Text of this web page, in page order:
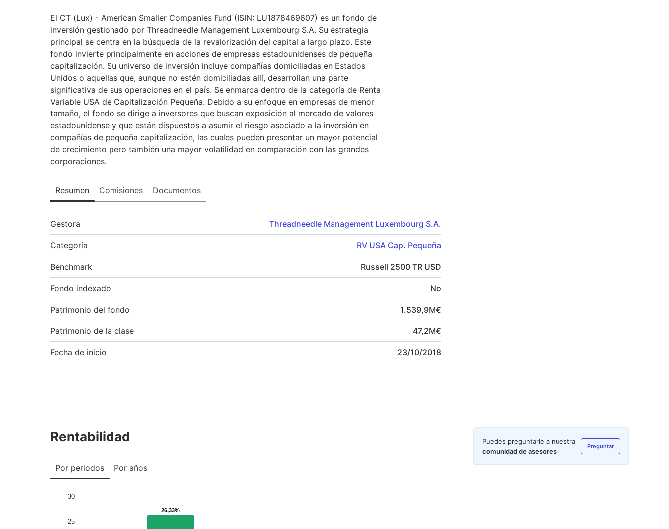
El CT (Lux) - American Smaller Companies Fund (ISIN: LU1878469607) es un fondo de
inversión gestionado por Threadneedle Management Luxembourg S.A. Su estrategia
principal se centra en la búsqueda de la revalorización del capital a largo plazo. Este
fondo invierte principalmente en acciones de empresas estadounidenses de pequeña
capitalización. Su universo de inversión incluye compañías domiciliadas en Estados
Unidos o aquellas que, aunque no estén domiciliadas allí, desarrollan una parte
significativa de sus operaciones en el país. Se enmarca dentro de la categoría de Renta
Variable USA de Capitalización Pequeña. Debido a su enfoque en empresas de menor
tamaño, el fondo se dirige a inversores que buscan exposición al mercado de valores
estadounidense y que están dispuestos a asumir el riesgo asociado a la inversión en
compañías de pequeña capitalización, las cuales pueden presentar un mayor potencial
de crecimiento pero también una mayor volatilidad en comparación con las grandes
corporaciones.
Resumen Comisiones Documentos
Gestora Threadneedle Management Luxembourg S.A.
Categoría RV USA Cap. Pequeña
Benchmark Russell 2500 TR USD
Fondo indexado No
Patrimonio del fondo 1.539,9M€
Patrimonio de la clase 47,2M€
Fecha de inicio 23/10/2018
Rentabilidad
Por periodos Por años
26,33%
26,33%
25
30
Puedes preguntarle a nuestra
comunidad de asesores
Preguntar